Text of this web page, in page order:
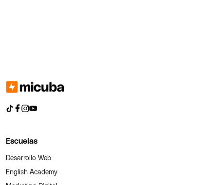
Escuelas
Desarrollo Web
English Academy